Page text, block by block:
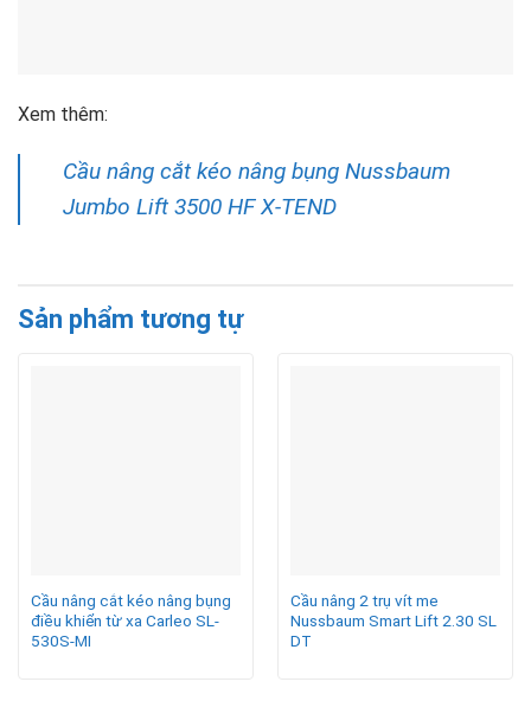
Xem thêm:
Cầu nâng cắt kéo nâng bụng Nussbaum
Jumbo Lift 3500 HF X-TEND
Sản phẩm tương tự
Cầu nâng cắt kéo nâng bụng
điều khiển từ xa Carleo SL-
530S-MI
Cầu nâng 2 trụ vít me
Nussbaum Smart Lift 2.30 SL
DT